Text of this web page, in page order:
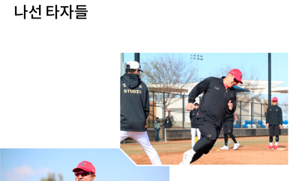
나선 타자들